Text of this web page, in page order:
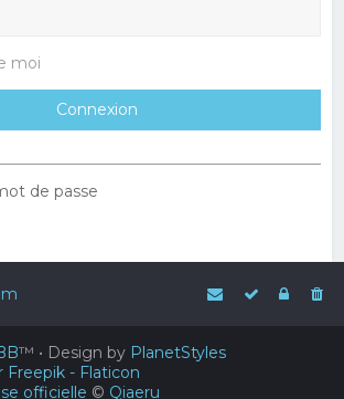
moi
de passe
™ • Design by PlanetStyles
Freepik - Flaticon
officielle © Qiaeru